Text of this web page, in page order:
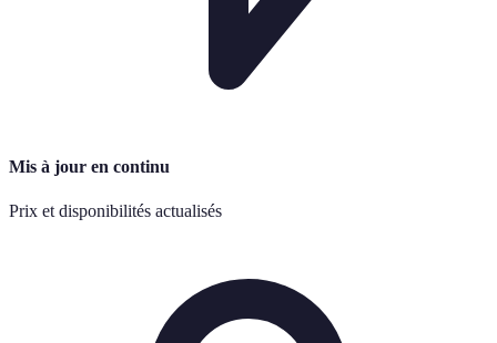
Mis à jour en continu
Prix et disponibilités actualisés